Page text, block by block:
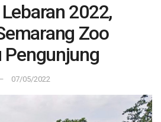
2022,
Zoo
Pengunjung
07/05/2022